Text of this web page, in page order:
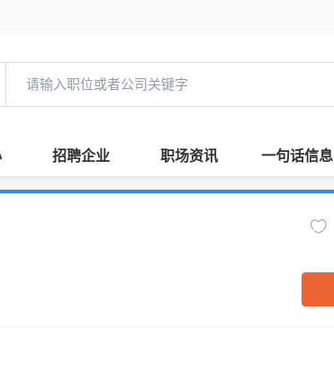
招聘企业 职场资讯 一句话信息